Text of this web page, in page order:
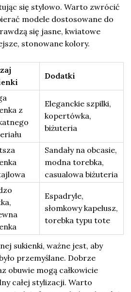
się stylowo. Warto zwrócić
modele dostosowane do
się jasne, kwiatowe
stonowane kolory.
Dodatki
z
Eleganckie szpilki,
kopertówka,
biżuteria
Sandały na obcasie,
modna torebka,
casualowa biżuteria
Espadryle,
słomkowy kapelusz,
torebka typu tote
sukienki, ważne jest, aby
przemyślane. Dobrze
obuwie mogą całkowicie
całej stylizacji. Warto